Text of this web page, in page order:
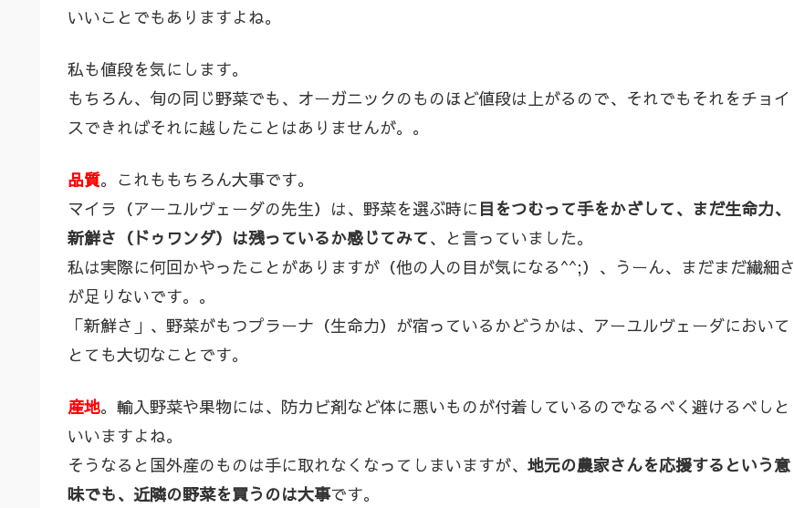
いいことでもありますよね。
私も値段を気にします。
もちろん、旬の同じ野菜でも、オーガニックのものほど値段は上がるので、それでもそれをチョイ
スできればそれに越したことはありませんが。。
品質。これももちろん大事です。
マイラ（アーユルヴェーダの先生）は、野菜を選ぶ時に 目をつむって手をかざして、まだ生命力、
新鮮さ（ドゥワンダ）は残っているか感じてみて、と言っていました。
私は実際に何回かやったことがありますが（他の人の目が気になる^^;）、うーん、まだまだ繊細さ
が足りないです。。
「新鮮さ」、野菜がもつプラーナ（生命力）が宿っているかどうかは、アーユルヴェーダにおいて
とても大切なことです。
産地。輸入野菜や果物には、防カビ剤など体に悪いものが付着しているのでなるべく避けるべしと
いいますよね。
そうなると国外産のものは手に取れなくなってしまいますが、 地元の農家さんを応援するという意
味でも、近隣の野菜を買うのは大事です。